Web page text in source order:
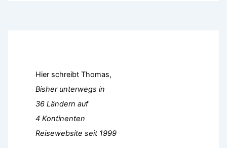
Hier schreibt Thomas,
Bisher unterwegs in
36 Ländern auf
4 Kontinenten
Reisewebsite seit 1999